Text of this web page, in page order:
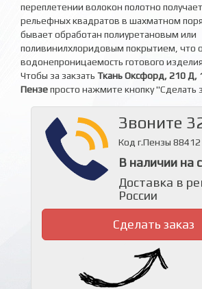
переплетении волокон полотно
рельефных квадратов в шахматном
бывает обработан полиуретановым или
поливинилхлоридовым покрытием, что
водонепроницаемость готового
Чтобы за закзать Ткань Оксфорд, 210 Д,
Пензепросто нажмите кнопку "Сделать
Звоните
Код г.Пензы 88412
В наличии на
Доставка в
России
Сделать заказ